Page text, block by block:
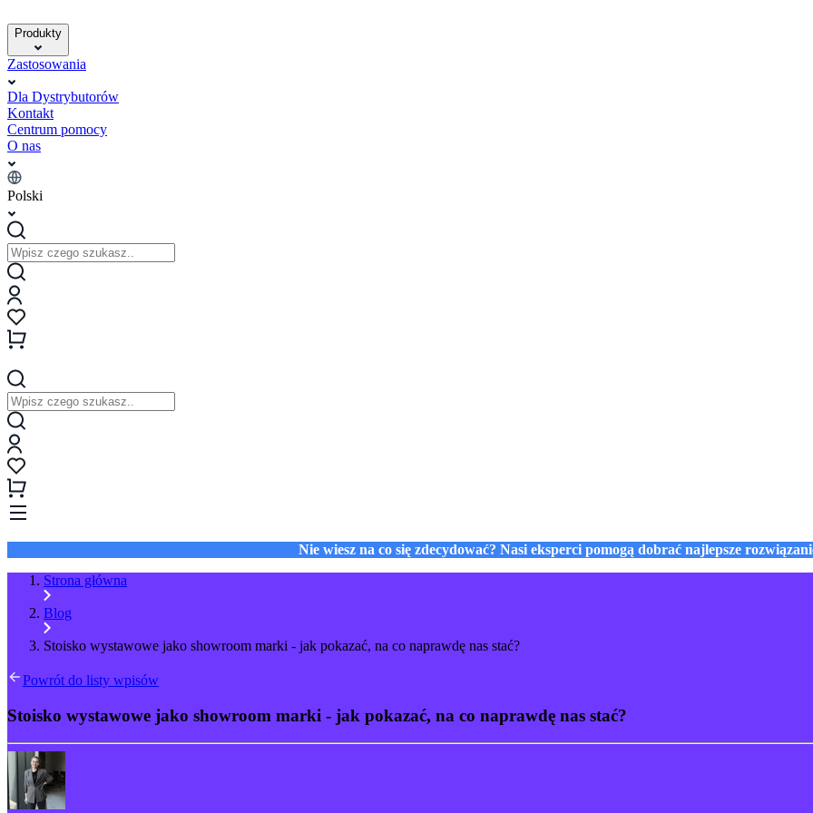
Produkty
Zastosowania
Dla Dystrybutorów
Kontakt
Centrum pomocy
O nas
Polski
Nie wiesz na co się zdecydować? Nasi eksperci pomogą dobrać najlepsze
Strona główna
Blog
Stoisko wystawowe jako showroom marki - jak pokazać, na co naprawdę nas stać?
Powrót do listy wpisów
Stoisko wystawowe jako showroom marki - jak pokazać, na co naprawdę nas stać?